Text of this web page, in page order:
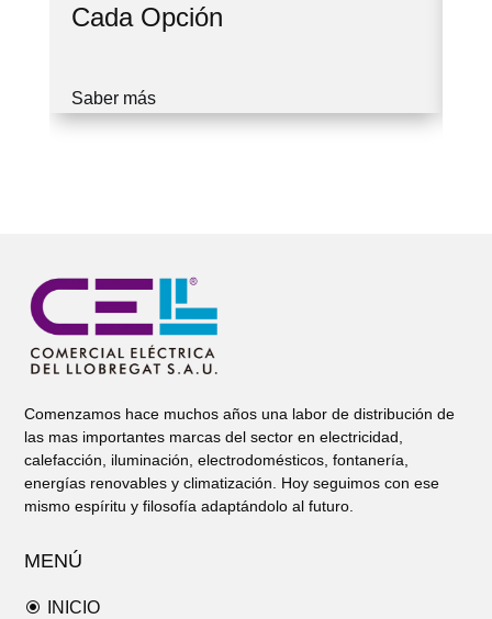
Cada Opción
Saber más
Comenzamos hace muchos años una labor de distribución de
las mas importantes marcas del sector en electricidad,
calefacción, iluminación, electrodomésticos, fontanería,
energías renovables y climatización. Hoy seguimos con ese
mismo espíritu y filosofía adaptándolo al futuro.
MENÚ
\ INICIO